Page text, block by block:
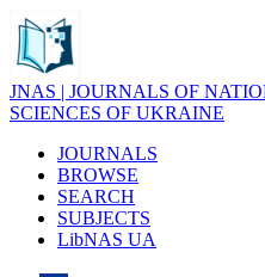
JNAS | JOURNALS OF
SCIENCES OF UKRAINE
JOURNALS
BROWSE
SEARCH
SUBJECTS
LibNAS UA